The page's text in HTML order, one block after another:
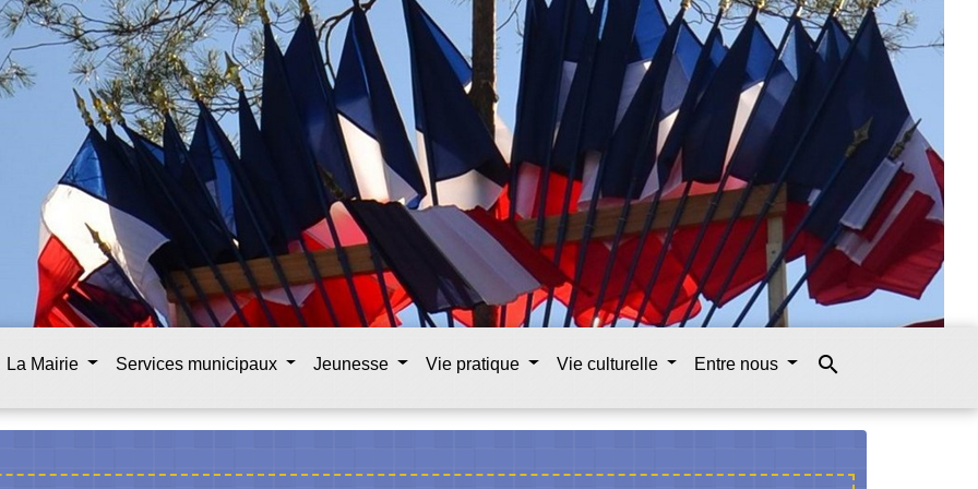
La Mairie Services municipaux Jeunesse Vie pratique Vie culturelle Entre nous search